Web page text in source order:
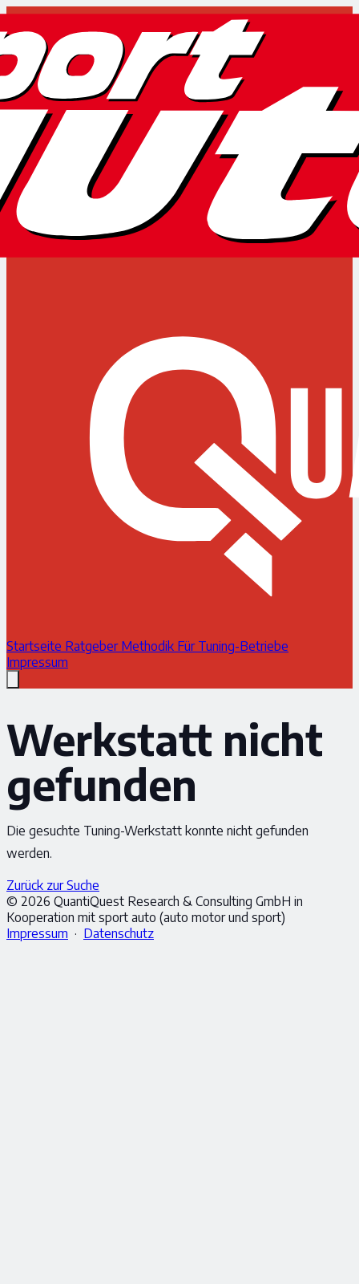
Startseite Ratgeber Methodik Für Tuning-Betriebe
Impressum
Werkstatt nicht
gefunden
Die gesuchte Tuning-Werkstatt konnte nicht gefunden
werden.
Zurück zur Suche
© 2026 QuantiQuest Research & Consulting GmbH in
Kooperation mit sport auto (auto motor und sport)
Impressum · Datenschutz